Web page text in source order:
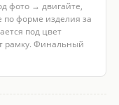
фото → двигайте,
по форме изделия за
под цвет
рамку. Финальный